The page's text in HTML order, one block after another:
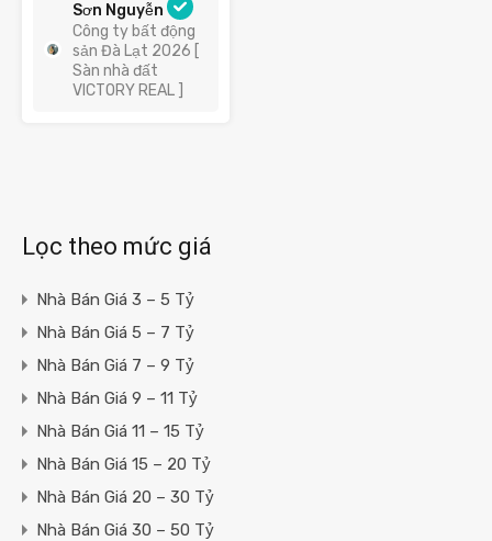
Sơn Nguyễn
Công ty bất động
sản Đà Lạt 2026 [
Sàn nhà đất
VICTORY REAL ]
Lọc theo mức giá
Nhà Bán Giá 3 – 5 Tỷ
Nhà Bán Giá 5 – 7 Tỷ
Nhà Bán Giá 7 – 9 Tỷ
Nhà Bán Giá 9 – 11 Tỷ
Nhà Bán Giá 11 – 15 Tỷ
Nhà Bán Giá 15 – 20 Tỷ
Nhà Bán Giá 20 – 30 Tỷ
Nhà Bán Giá 30 – 50 Tỷ